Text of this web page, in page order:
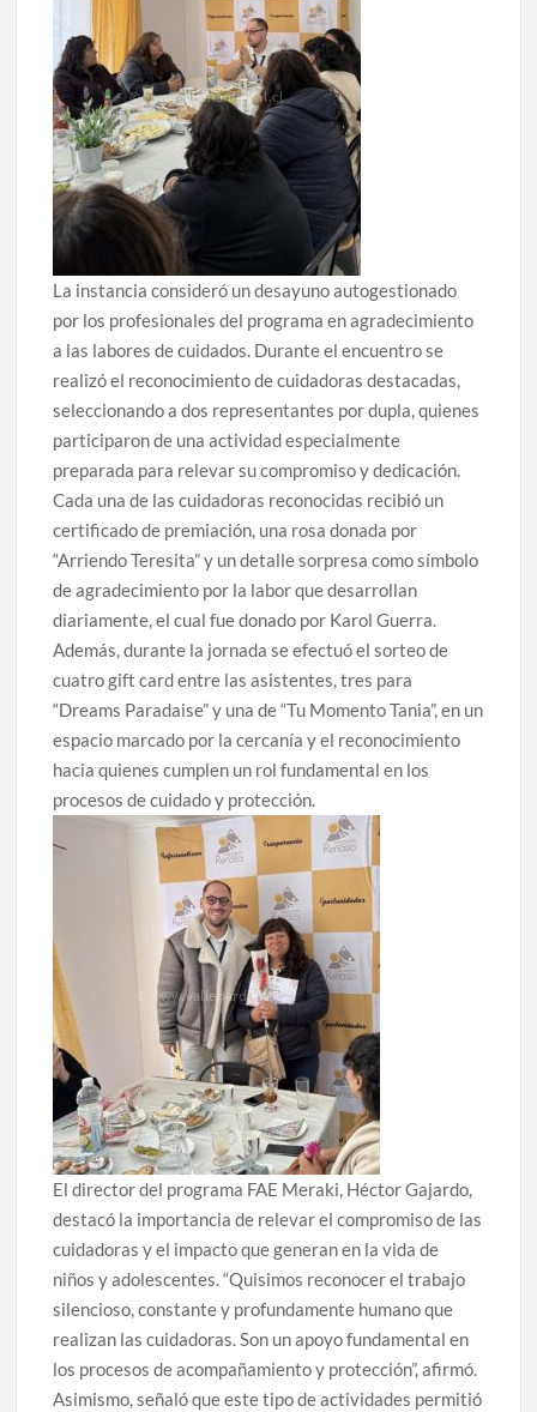
La instancia consideró un desayuno autogestionado
por los profesionales del programa en agradecimiento
a las labores de cuidados. Durante el encuentro se
realizó el reconocimiento de cuidadoras destacadas,
seleccionando a dos representantes por dupla, quienes
participaron de una actividad especialmente
preparada para relevar su compromiso y dedicación.
Cada una de las cuidadoras reconocidas recibió un
certificado de premiación, una rosa donada por
“Arriendo Teresita” y un detalle sorpresa como símbolo
de agradecimiento por la labor que desarrollan
diariamente, el cual fue donado por Karol Guerra.
Además, durante la jornada se efectuó el sorteo de
cuatro gift card entre las asistentes, tres para
“Dreams Paradaise” y una de “Tu Momento Tania”, en un
espacio marcado por la cercanía y el reconocimiento
hacia quienes cumplen un rol fundamental en los
procesos de cuidado y protección.
El director del programa FAE Meraki, Héctor Gajardo,
destacó la importancia de relevar el compromiso de las
cuidadoras y el impacto que generan en la vida de
niños y adolescentes. “Quisimos reconocer el trabajo
silencioso, constante y profundamente humano que
realizan las cuidadoras. Son un apoyo fundamental en
los procesos de acompañamiento y protección”, afirmó.
Asimismo, señaló que este tipo de actividades permitió